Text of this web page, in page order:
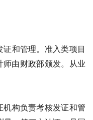
和管理。准入类项目
由财政部颁发。从业
构负责考核发证和管